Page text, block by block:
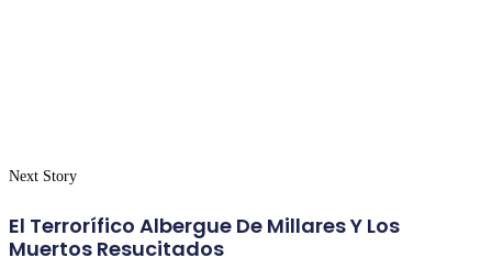
Next Story
El Terrorífico Albergue De Millares Y Los
Muertos Resucitados